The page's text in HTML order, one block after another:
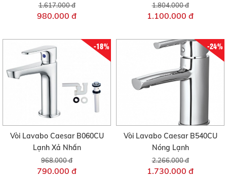
1.617.000 đ
980.000 đ
1.804.000 đ
1.100.000 đ
-18%
Vòi Lavabo Caesar B060CU
Lạnh Xả Nhấn
968.000 đ
790.000 đ
-24%
Vòi Lavabo Caesar B540CU
Nóng Lạnh
2.266.000 đ
1.730.000 đ